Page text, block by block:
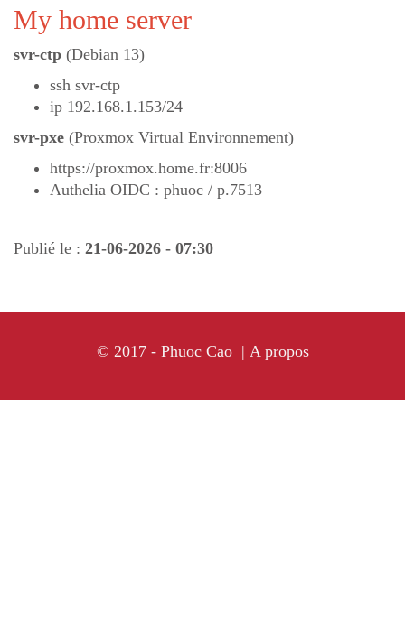
My home server
svr-ctp (Debian 13)
ssh svr-ctp
ip 192.168.1.153/24
svr-pxe (Proxmox Virtual Environnement)
https://proxmox.home.fr:8006
Authelia OIDC : phuoc / p.7513
Publié le : 21-06-2026 - 07:30
© 2017 - Phuoc Cao | A propos